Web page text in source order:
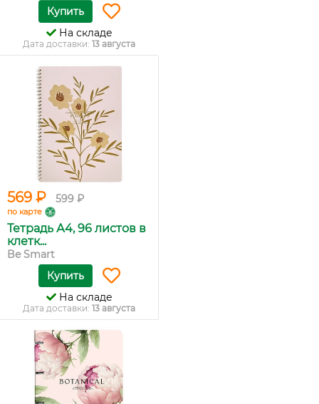
Купить
На складе
Дата доставки: 13 августа
569 ₽ 599 ₽
по карте
Тетрадь А4, 96 листов в
клетк...
Be Smart
Купить
На складе
Дата доставки: 13 августа